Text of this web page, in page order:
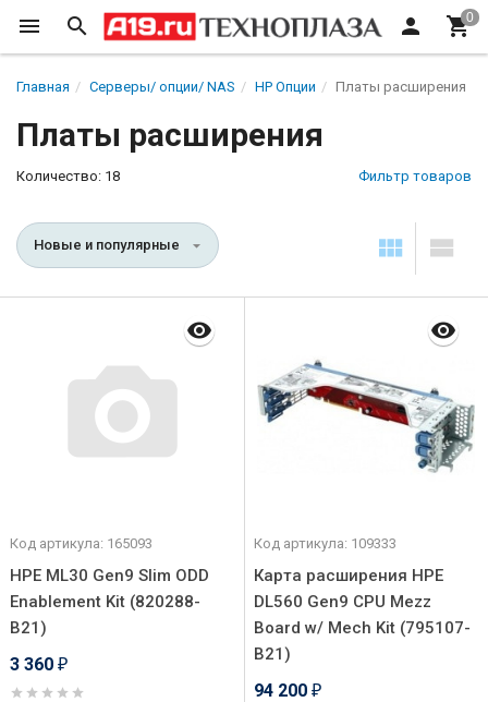
Главная Серверы/ опции/ NAS HP Опции Платы расширения
Платы расширения
Количество: 18 Фильтр товаров
Новые и популярные
Код артикула: 165093
HPE ML30 Gen9 Slim ODD
Enablement Kit (820288-
B21)
3 360 ₽
Код артикула: 109333
Карта расширения HPE
DL560 Gen9 CPU Mezz
Board w/ Mech Kit (795107-
B21)
94 200 ₽